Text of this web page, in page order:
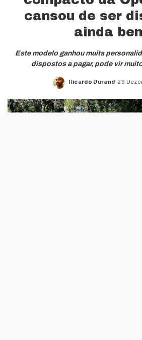
cansou de ser
ainda
Este modelo ganhou muita
dispostos a pagar, pode vir
Posted
Ricardo Durand 29